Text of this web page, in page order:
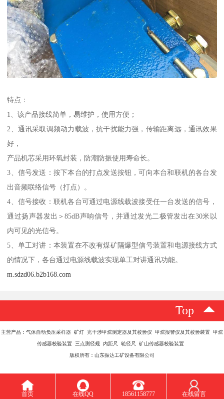
特点：
1、该产品接线简单，易维护，使用方便；
2、通讯采取调频动力载波，抗干扰能力强，传输距离远，通讯效果
好，
产品机芯采用环氧封装，防潮防振使用寿命长。
3、信号发送：按下本台的打点发送按钮，可向本台和联机的各台发
出音频联络信号（打点）。
4、信号接收：联机各台可通过电源线载波接受任一台发送的信号，
通过扬声器发出＞85dB声响信号，并通过发光二极管发出在30米以
内可见的光信号。
5、单工对讲：本装置在不改有煤矿隔爆型信号装置和电源接线方式
的情况下，各台通过电源线载波实现单工对讲通讯功能。
m.sdzd06.b2b168.com
Top
主营产品：气体自动负压采样器 矿灯 光干涉甲烷测定器及其校验仪 甲烷报警仪及其校验装置 甲烷
传感器校验装置 三点测径规 内距尺 轮径尺 矿山传感器校验装置
版权所有：山东振达工矿设备有限公司
首页 在线QQ 18561158777 在线留言